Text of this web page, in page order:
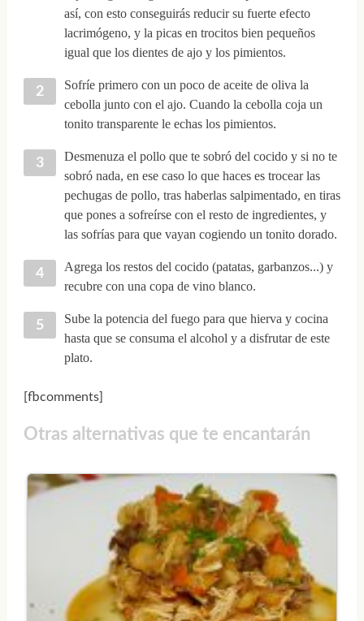
así, con esto conseguirás reducir su fuerte efecto
lacrimógeno, y la picas en trocitos bien pequeños
igual que los dientes de ajo y los pimientos.
Sofríe primero con un poco de aceite de oliva la
cebolla junto con el ajo. Cuando la cebolla coja un
tonito transparente le echas los pimientos.
Desmenuza el pollo que te sobró del cocido y si no te
sobró nada, en ese caso lo que haces es trocear las
pechugas de pollo, tras haberlas salpimentado, en tiras
que pones a sofreírse con el resto de ingredientes, y
las sofrías para que vayan cogiendo un tonito dorado.
Agrega los restos del cocido (patatas, garbanzos...) y
recubre con una copa de vino blanco.
Sube la potencia del fuego para que hierva y cocina
hasta que se consuma el alcohol y a disfrutar de este
plato.
[fbcomments]
Otras alternativas que te encantarán